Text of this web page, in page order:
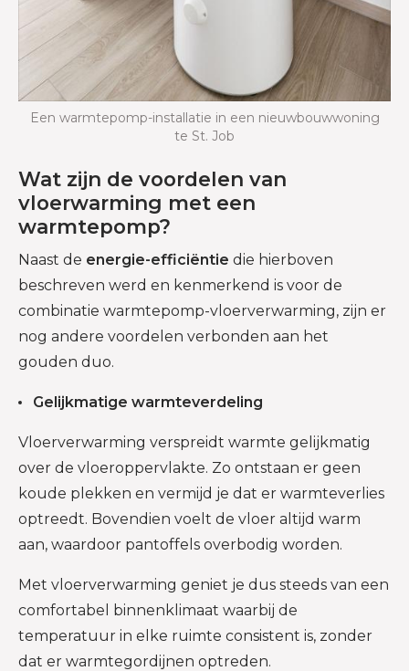
Een warmtepomp-installatie in een nieuwbouwwoning
te St. Job
Wat zijn de voordelen van
vloerwarming met een
warmtepomp?
Naast de energie-efficiëntie die hierboven
beschreven werd en kenmerkend is voor de
combinatie warmtepomp-vloerverwarming, zijn er
nog andere voordelen verbonden aan het
gouden duo.
Gelijkmatige warmteverdeling
Vloerverwarming verspreidt warmte gelijkmatig
over de vloeroppervlakte. Zo ontstaan er geen
koude plekken en vermijd je dat er warmteverlies
optreedt. Bovendien voelt de vloer altijd warm
aan, waardoor pantoffels overbodig worden.
Met vloerverwarming geniet je dus steeds van een
comfortabel binnenklimaat waarbij de
temperatuur in elke ruimte consistent is, zonder
dat er warmtegordijnen optreden.